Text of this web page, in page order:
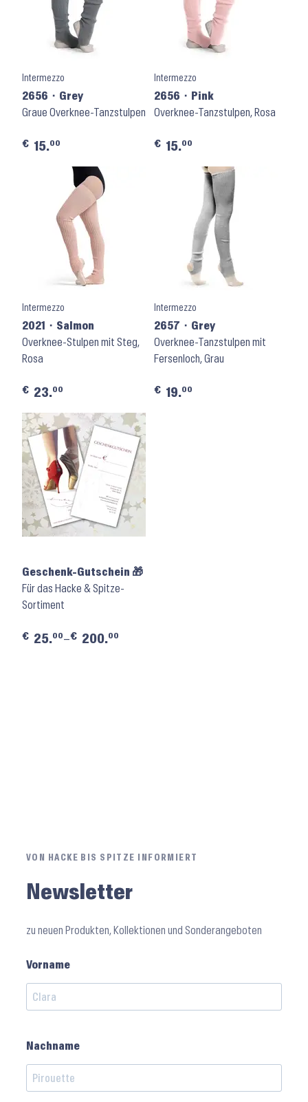
Intermezzo
2656 ⬝ Grey
Graue Overknee-Tanzstulpen
€ 15.00
Intermezzo
2656 ⬝ Pink
Overknee-Tanzstulpen, Rosa
€ 15.00
Intermezzo
2021 ⬝ Salmon
Overknee-Stulpen mit Steg,
Rosa
€ 23.00
Intermezzo
2657 ⬝ Grey
Overknee-Tanzstulpen mit
Fersenloch, Grau
€ 19.00
Geschenk-Gutschein 🎁
Für das Hacke & Spitze-
Sortiment
€ 25.00–€ 200.00
VON HACKE BIS SPITZE INFORMIERT
Newsletter
zu neuen Produkten, Kollektionen und Sonderangeboten
Vorname
Nachname